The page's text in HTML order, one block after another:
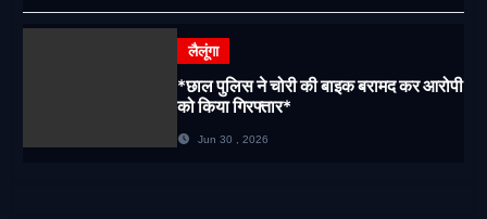
लैलूंगा
*छाल पुलिस ने चोरी की बाइक बरामद कर आरोपी
को किया गिरफ्तार*
Jun 30 , 2026